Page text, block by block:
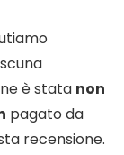
è stata non
pagato da
recensione.